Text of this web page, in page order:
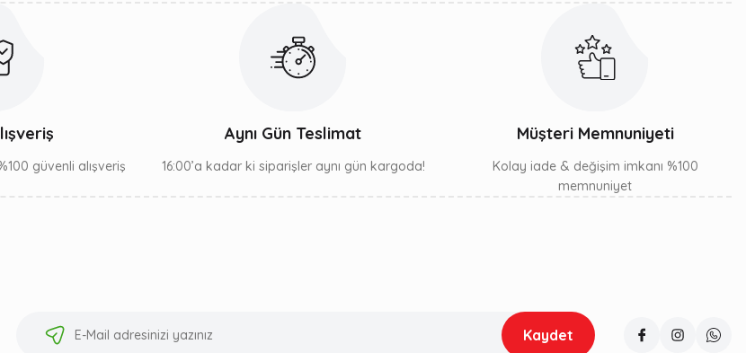
güvenli alışveriş
Aynı Gün Teslimat
16:00’a kadar ki siparişler aynı gün kargoda!
Müşteri Memnuniyeti
Kolay iade & değişim imkanı %100
memnuniyet
Kaydet